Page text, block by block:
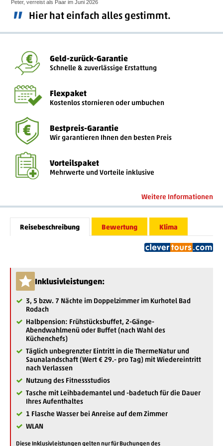
Peter, verreist als Paar im Juni 2026
” Hier hat einfach alles gestimmt.
Geld-zurück-Garantie
Schnelle & zuverlässige Erstattung
Flexpaket
Kostenlos stornieren oder umbuchen
Bestpreis-Garantie
Wir garantieren Ihnen den besten Preis
Vorteilspaket
Mehrwerte und Vorteile inklusive
Weitere Informationen
Reisebeschreibung Bewertung Klima
Inklusivleistungen:
3, 5 bzw. 7 Nächte im Doppelzimmer im Kurhotel Bad
Rodach
Halbpension: Frühstücksbuffet, 2-Gänge-
Abendwahlmenü oder Buffet (nach Wahl des
Küchenchefs)
Täglich unbegrenzter Eintritt in die ThermeNatur und
Saunalandschaft (Wert € 29.- pro Tag) mit Wiedereintritt
nach Verlassen
Nutzung des Fitnessstudios
Tasche mit Leihbademantel und -badetuch für die Dauer
Ihres Aufenthaltes
1 Flasche Wasser bei Anreise auf dem Zimmer
WLAN
Diese Inklusivleistungen gelten nur für Buchungen des